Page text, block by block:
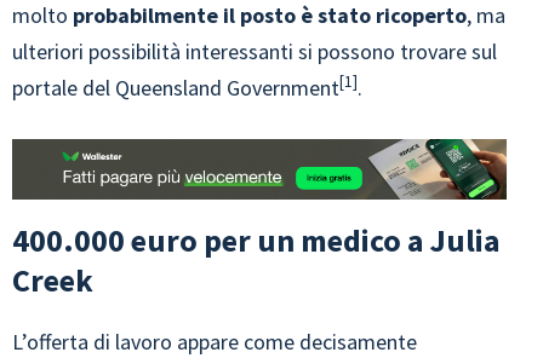
molto probabilmente il posto è stato ricoperto, ma
ulteriori possibilità interessanti si possono trovare sul
portale del Queensland Government 1 .
400.000 euro per un medico a Julia
Creek
L’offerta di lavoro appare come decisamente